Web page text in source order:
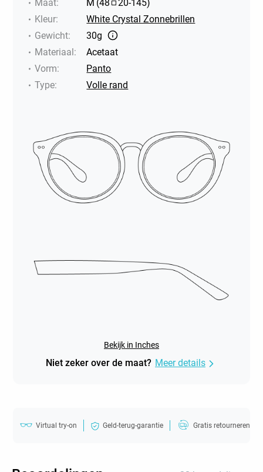
Maat: M (48 20-145)
Kleur:
White Crystal Zonnebrillen
Gewicht:
30g
Materiaal:
Acetaat
Vorm:
Panto
Type: Volle rand
Bekijk in Inches
Niet zeker over de maat? Meer details
Virtual try-on Geld-terug-garantie Gratis retourneren